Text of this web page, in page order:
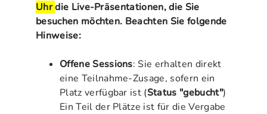
Uhrdie Live-Präsentationen, die Sie
besuchen möchten. Beachten Sie folgende
Hinweise:
Offene Sessions: Sie erhalten direkt
eine Teilnahme-Zusage, sofern ein
Platz verfügbar ist (Status "gebucht")
Ein Teil der Plätze ist für die Vergabe